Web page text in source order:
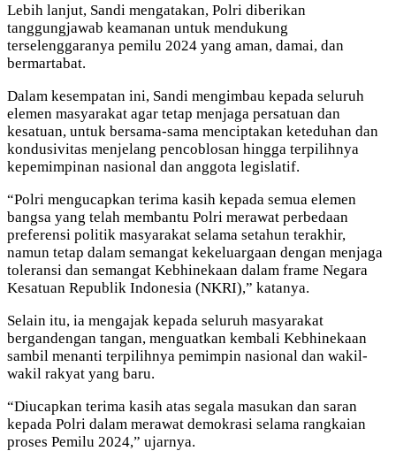
Lebih lanjut, Sandi mengatakan, Polri diberikan
tanggungjawab keamanan untuk mendukung
terselenggaranya pemilu 2024 yang aman, damai, dan
bermartabat.
Dalam kesempatan ini, Sandi mengimbau kepada seluruh
elemen masyarakat agar tetap menjaga persatuan dan
kesatuan, untuk bersama-sama menciptakan keteduhan dan
kondusivitas menjelang pencoblosan hingga terpilihnya
kepemimpinan nasional dan anggota legislatif.
“Polri mengucapkan terima kasih kepada semua elemen
bangsa yang telah membantu Polri merawat perbedaan
preferensi politik masyarakat selama setahun terakhir,
namun tetap dalam semangat kekeluargaan dengan menjaga
toleransi dan semangat Kebhinekaan dalam frame Negara
Kesatuan Republik Indonesia (NKRI),” katanya.
Selain itu, ia mengajak kepada seluruh masyarakat
bergandengan tangan, menguatkan kembali Kebhinekaan
sambil menanti terpilihnya pemimpin nasional dan wakil-
wakil rakyat yang baru.
“Diucapkan terima kasih atas segala masukan dan saran
kepada Polri dalam merawat demokrasi selama rangkaian
proses Pemilu 2024,” ujarnya.